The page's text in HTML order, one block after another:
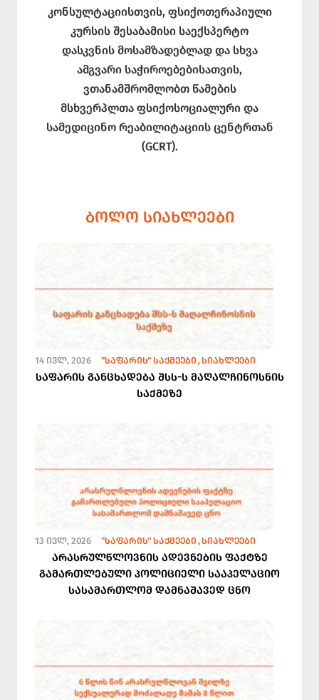
კონსულტაციისთვის, ფსიქოთერაპიული
კურსის შესაბამისი საექსპერტო
დასკვნის მოსამზადებლად და სხვა
ამგვარი საჭიროებებისათვის,
ვთანამშრომლობთ წამების
მსხვერპლთა ფსიქოსოციალური და
სამედიცინო რეაბილიტაციის ცენტრთან
(GCRT).
ᲑᲝᲚᲝ ᲡᲘᲐᲮᲚᲔᲔᲑᲘ
14 ᲘᲕᲚ, 2026 "ᲡᲐᲤᲐᲠᲘᲡ" ᲡᲐᲥᲛᲔᲔᲑᲘ ᲡᲘᲐᲮᲚᲔᲔᲑᲘ
საფარის განცხადება შსს-ს მაღალჩინოსნის
საქმეზე
13 ᲘᲕᲚ, 2026 "ᲡᲐᲤᲐᲠᲘᲡ" ᲡᲐᲥᲛᲔᲔᲑᲘ ᲡᲘᲐᲮᲚᲔᲔᲑᲘ
არასრულწლოვნის ადევნების ფაქტზე
გამართლებული პოლიციელი სააპელაციო
სასამართლომ დამნაშავედ ცნო